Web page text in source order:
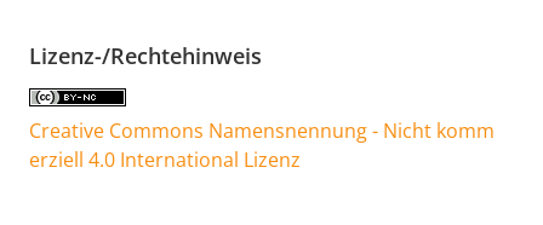
Lizenz-/Rechtehinweis
Creative Commons Namensnennung - Nicht komm
erziell 4.0 International Lizenz